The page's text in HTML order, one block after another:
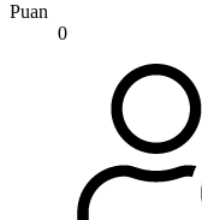
Puan
0